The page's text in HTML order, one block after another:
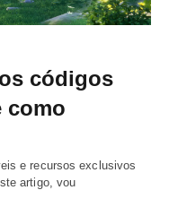
códigos
como
e recursos exclusivos
artigo, vou